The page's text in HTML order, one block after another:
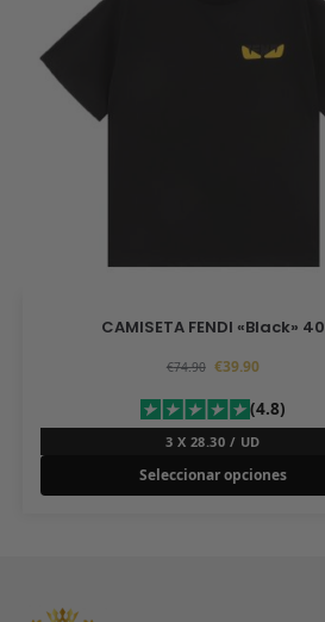
CAMISETA FENDI «Black» 40
€74.90 €39.90
(4.8)
3 X 28.30 / UD
Seleccionar opciones